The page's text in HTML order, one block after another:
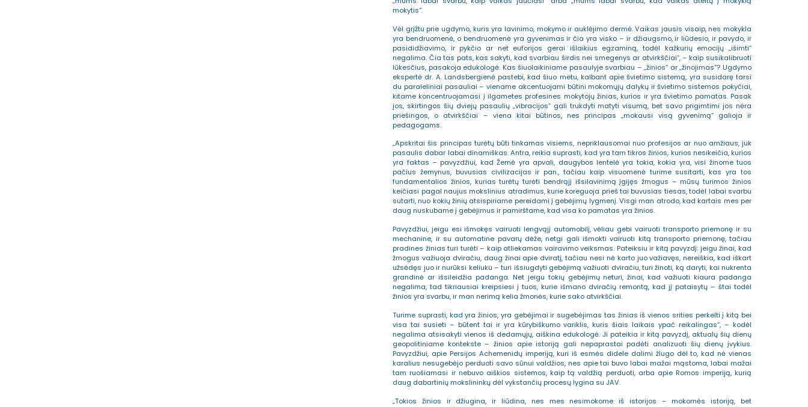
mokytis“.
Vėl grįžtu prie ugdymo, kuris yra lavinimo, mokymo ir auklėjimo dermė. Vaikas jausis visaip, nes mokykla
yra bendruomenė, o bendruomenė yra gyvenimas ir čia yra visko – ir džiaugsmo, ir liūdesio, ir pavydo, ir
pasididžiavimo, ir pykčio ar net euforijos gerai išlaikius egzaminą, todėl kažkurių emocijų „išimti“
negalima. Čia tas pats, kas sakyti, kad svarbiau širdis nei smegenys ar atvirkščiai“, – kaip susikalibruoti
lūkesčius, pasakoja edukologė. Kas šiuolaikiniame pasaulyje svarbiau – „žinios“ ar „žinojimas“? Ugdymo
ekspertė dr. A. Landsbergienė pastebi, kad šiuo metu, kalbant apie švietimo sistemą, yra susidarę tarsi
du paraleliniai pasauliai – viename akcentuojami būtini mokomųjų dalykų ir švietimo sistemos pokyčiai,
kitame koncentruojamasi į ilgametes profesines mokytojų žinias, kurios ir yra švietimo pamatas. Pasak
jos, skirtingos šių dviejų pasaulių „vibracijos“ gali trukdyti matyti visumą, bet savo prigimtimi jos nėra
priešingos, o atvirkščiai – viena kitai būtinos, nes principas „mokausi visą gyvenimą“ galioja ir
pedagogams.
„Apskritai šis principas turėtų būti tinkamas visiems, nepriklausomai nuo profesijos ar nuo amžiaus, juk
pasaulis dabar labai dinamiškas. Antra, reikia suprasti, kad yra tam tikros žinios, kurios nesikeičia, kurios
yra faktas – pavyzdžiui, kad Žemė yra apvali, daugybos lentelė yra tokia, kokia yra, visi žinome tuos
pačius žemynus, buvusias civilizacijas ir pan., tačiau kaip visuomenė turime susitarti, kas yra tos
fundamentalios žinios, kurias turėtų turėti bendrąjį išsilavinimą įgijęs žmogus – mūsų turimos žinios
keičiasi pagal naujus mokslinius atradimus, kurie koreguoja prieš tai buvusias tiesas, todėl labai svarbu
sutarti, nuo kokių žinių atsispiriame pereidami į gebėjimų lygmenį. Visgi man atrodo, kad kartais mes per
daug nuskubame į gebėjimus ir pamirštame, kad visa ko pamatas yra žinios.
Pavyzdžiui, jeigu esi išmokęs vairuoti lengvąjį automobilį, vėliau gebi vairuoti transporto priemonę ir su
mechanine, ir su automatine pavarų dėže, netgi gali išmokti vairuoti kitą transporto priemonę, tačiau
pradines žinias turi turėti – kaip atliekamas vairavimo veiksmas. Pateiksiu ir kitą pavyzdį: jeigu žinai, kad
žmogus važiuoja dviračiu, daug žinai apie dviratį, tačiau nesi nė karto juo važiavęs, nereiškia, kad iškart
užsėdęs juo ir nurūksi keliuku – turi išsiugdyti gebėjimą važiuoti dviračiu, turi žinoti, ką daryti, kai nukrenta
grandinė ar išsileidžia padanga. Net jeigu tokių gebėjimų neturi, žinai, kad važiuoti kiaura padanga
negalima, tad tikriausiai kreipsiesi į tuos, kurie išmano dviračių remontą, kad jį pataisytų – štai todėl
žinios yra svarbu, ir man nerimą kelia žmonės, kurie sako atvirkščiai.
Turime suprasti, kad yra žinios, yra gebėjimai ir sugebėjimas tas žinias iš vienos srities perkelti į kitą bei
visa tai susieti – būtent tai ir yra kūrybiškumo variklis, kuris šiais laikais ypač reikalingas“, – kodėl
negalima atsisakyti vienos iš dedamųjų, aiškina edukologė. Ji pateikia ir kitą pavyzdį, aktualų šių dienų
geopolitiniame kontekste – žinios apie istoriją gali nepaprastai padėti analizuoti šių dienų įvykius.
Pavyzdžiui, apie Persijos Achemenidų imperiją, kuri iš esmės didele dalimi žlugo dėl to, kad nė vienas
karalius nesugebėjo perduoti savo sūnui valdžios, nes apie tai buvo labai mažai mąstoma, labai mažai
tam ruošiamasi ir nebuvo aiškios sistemos, kaip tą valdžią perduoti, arba apie Romos imperiją, kurią
daug dabartinių mokslininkų dėl vykstančių procesų lygina su JAV.
„Tokios žinios ir džiugina, ir liūdina, nes mes nesimokome iš istorijos – mokomės istoriją, bet